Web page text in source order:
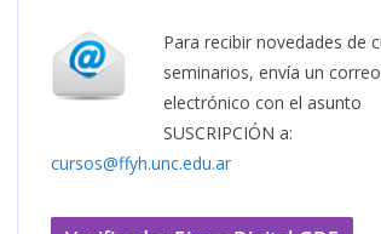
Para recibir novedades de
seminarios, envía un correo
electrónico con el asunto
SUSCRIPCIÓN a:
cursos@ffyh.unc.edu.ar